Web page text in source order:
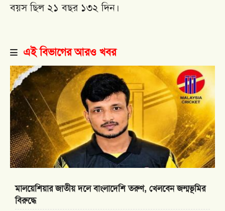
বয়স ছিল ২১ বছর ১৩২ দিন।
এই বিভাগের আরও খবর
মালয়েশিয়ার জাতীয় দলে বাংলাদেশি তরুণ, খেলবেন জন্মভূমির
বিরুদ্ধে